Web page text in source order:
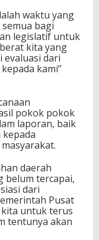
waktu yang
bagi
legislatif untuk
kita yang
evaluasi dari
kami”
pokok pokok
laporan, baik
daerah
belum tercapai,
dari
Pusat
untuk terus
tentunya akan